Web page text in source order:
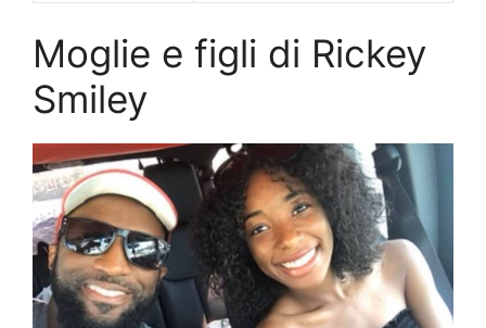
Moglie e figli di Rickey
Smiley